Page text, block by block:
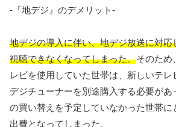
-『地デジ』のデメリット-
地デジの導入に伴い、地デジ放送に対応
視聴できなくなってしまった。そのため
レビを使用していた世帯は、新しいテ
デジチューナーを別途購入する必要が
の買い替えを予定していなかった世帯に
出費となってしまった。